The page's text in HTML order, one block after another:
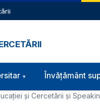
Învățământ
și Cercetării și